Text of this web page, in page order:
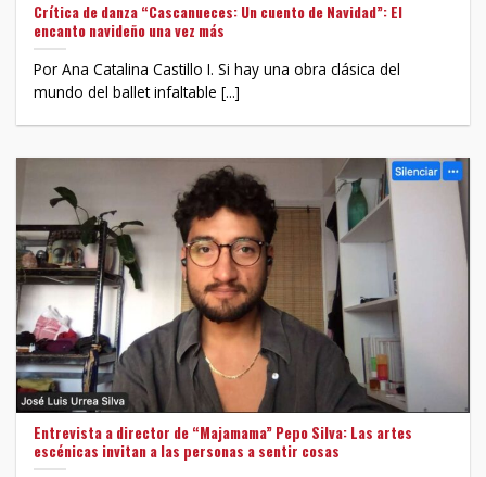
Crítica de danza “Cascanueces: Un cuento de Navidad”: El
encanto navideño una vez más
Por Ana Catalina Castillo I. Si hay una obra clásica del
mundo del ballet infaltable [...]
Entrevista a director de “Majamama” Pepo Silva: Las artes
escénicas invitan a las personas a sentir cosas